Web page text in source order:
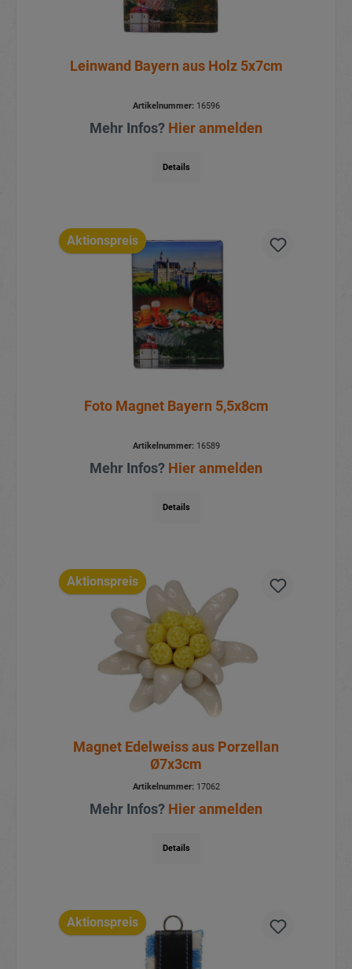
Leinwand Bayern aus Holz 5x7cm
Artikelnummer:16596
Mehr Infos? Hier anmelden
Details
Aktionspreis
Foto Magnet Bayern 5,5x8cm
Artikelnummer:16589
Mehr Infos? Hier anmelden
Details
Aktionspreis
Magnet Edelweiss aus Porzellan
Ø7x3cm
Artikelnummer:17062
Mehr Infos? Hier anmelden
Details
Aktionspreis